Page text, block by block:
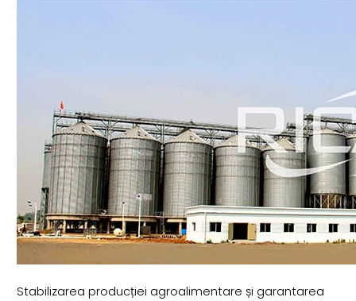
Stabilizarea producției agroalimentare și garantarea